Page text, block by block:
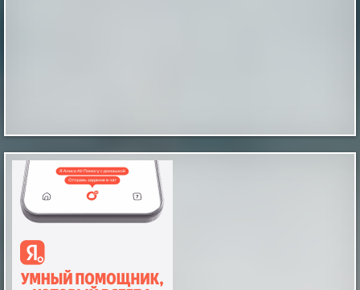
Как выглядел мужчина, живший в
Иерихоне 9 тысяч лет назад
Так называемый «иерихонский череп» был найден
британским археологом Кэтлин Кэньон в 1953 году
во время раскопок на территории города Иерихон
(сейчас — Западный берег реки Иордан, в то время —
Иордания). Упоминаемый в
Библии Иерихон считается одним из самых древних
поселений в мире, по оценкам археологов, люди
непрерывно живут в этих местах на уж...
xistory.ru | 20th Mar 2025